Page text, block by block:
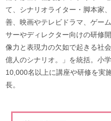
て、シナリオライター・脚本家
善、映画やテレビドラマ、ゲー
サーやディレクター向けの研修
像力と表現力の欠如で起きる社
億人のシナリオ。」を統括。小
10,000名以上に講座や研修を実
長。